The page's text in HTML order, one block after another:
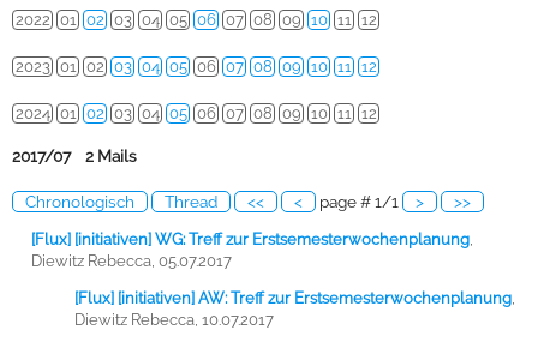
2022 01 02 03 04 05 06 07 08 09 10 11 12
2023 01 02 03 04 05 06 07 08 09 10 11 12
2024 01 02 03 04 05 06 07 08 09 10 11 12
2017/07 2 Mails
Chronologisch Thread << < page # 1/1 > >>
[Flux] [initiativen] WG: Treff zur Erstsemesterwochenplanung
Diewitz Rebecca, 05.07.2017
[Flux] [initiativen] AW: Treff zur Erstsemesterwochenplanung
Diewitz Rebecca, 10.07.2017